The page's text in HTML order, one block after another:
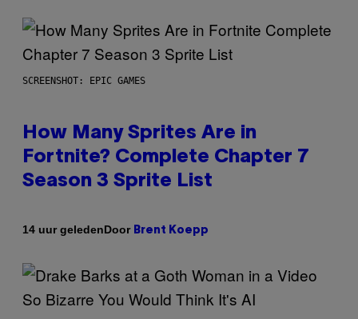
SCREENSHOT: EPIC GAMES
How Many Sprites Are in
Fortnite? Complete Chapter 7
Season 3 Sprite List
14 uur geledenDoor Brent Koepp